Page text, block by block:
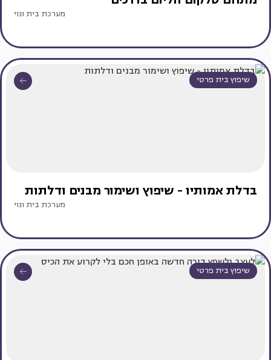
מערכת בית ונוי
שיפוץ בית פרטי
בדלת אמותיו - שיפוץ ושימור מבנים ודלתות
מערכת בית ונוי
שיפוץ בית פרטי